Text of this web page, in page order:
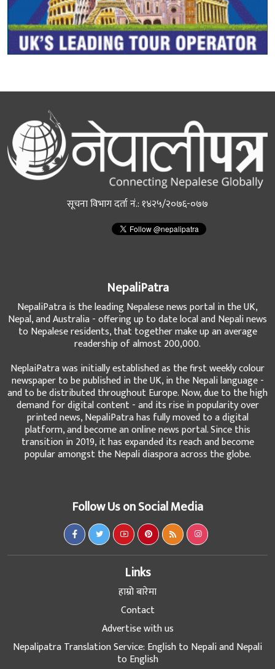
सूचना विभाग दर्ता नं.: १४२५/२०७६-०७७
NepaliPatra
NepaliPatra is the leading Nepalese news portal in the UK,
Nepal, and Australia - offering up to date local and Nepali news
to Nepalese residents, that together make up an average
readership of almost 200,000.
NeplaiPatra was initially established as the first weekly colour
newspaper to be published in the UK, in the Nepali language -
and to be distributed throughout Europe. Now, due to the high
demand for digital content - and its rise in popularity over
printed news, NepaliPatra has fully moved to a digital
platform, and become an online news portal. Since this
transition in 2019, it has expanded its reach and become
popular amongst the Nepali diaspora across the globe.
Follow Us on Social Media
Links
हाम्रो बारेमा
Contact
Advertise with us
Nepalipatra Translation Service: English to Nepali and Nepali
to English